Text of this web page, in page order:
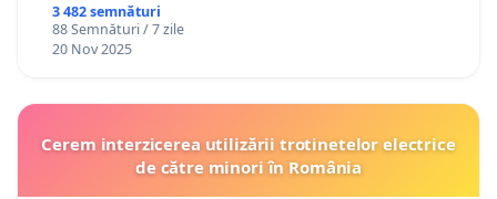
3 482 semnături
88 Semnături / 7 zile
20 Nov 2025
Cerem interzicerea utilizării trotinetelor electrice
de către minori în România